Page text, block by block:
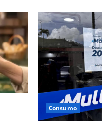
Consumo